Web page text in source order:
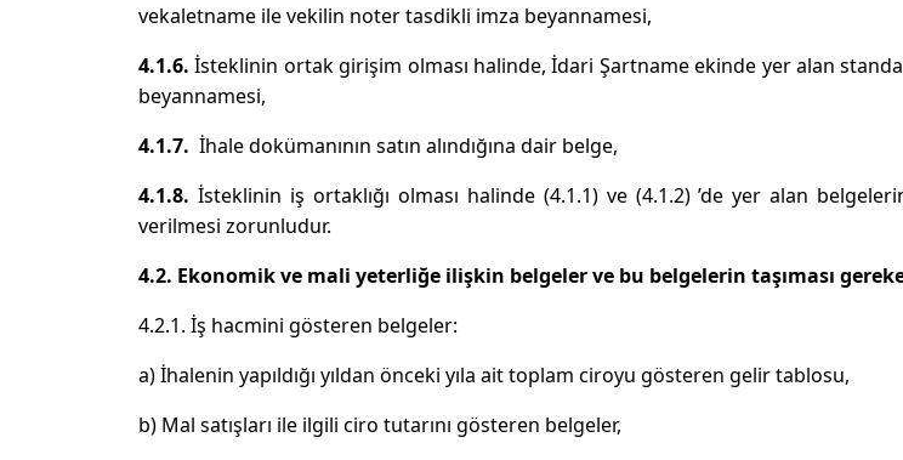
vekaletname ile vekilin noter tasdikli imza beyannamesi,
4.1.6. İsteklinin ortak girişim olması halinde, İdari Şartname ekinde yer alan
beyannamesi,
4.1.7. İhale dokümanının satın alındığına dair belge,
4.1.8. İsteklinin iş ortaklığı olması halinde (4.1.1) ve (4.1.2) ’de yer alan
verilmesi zorunludur.
4.2. Ekonomik ve mali yeterliğe ilişkin belgeler ve bu belgelerin taşıması
4.2.1. İş hacmini gösteren belgeler:
a) İhalenin yapıldığı yıldan önceki yıla ait toplam ciroyu gösteren gelir tablosu,
b) Mal satışları ile ilgili ciro tutarını gösteren belgeler,